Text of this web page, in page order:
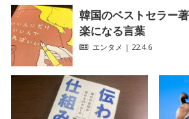
韓国のベストセラー
楽になる言葉
エンタメ | 22.4.6